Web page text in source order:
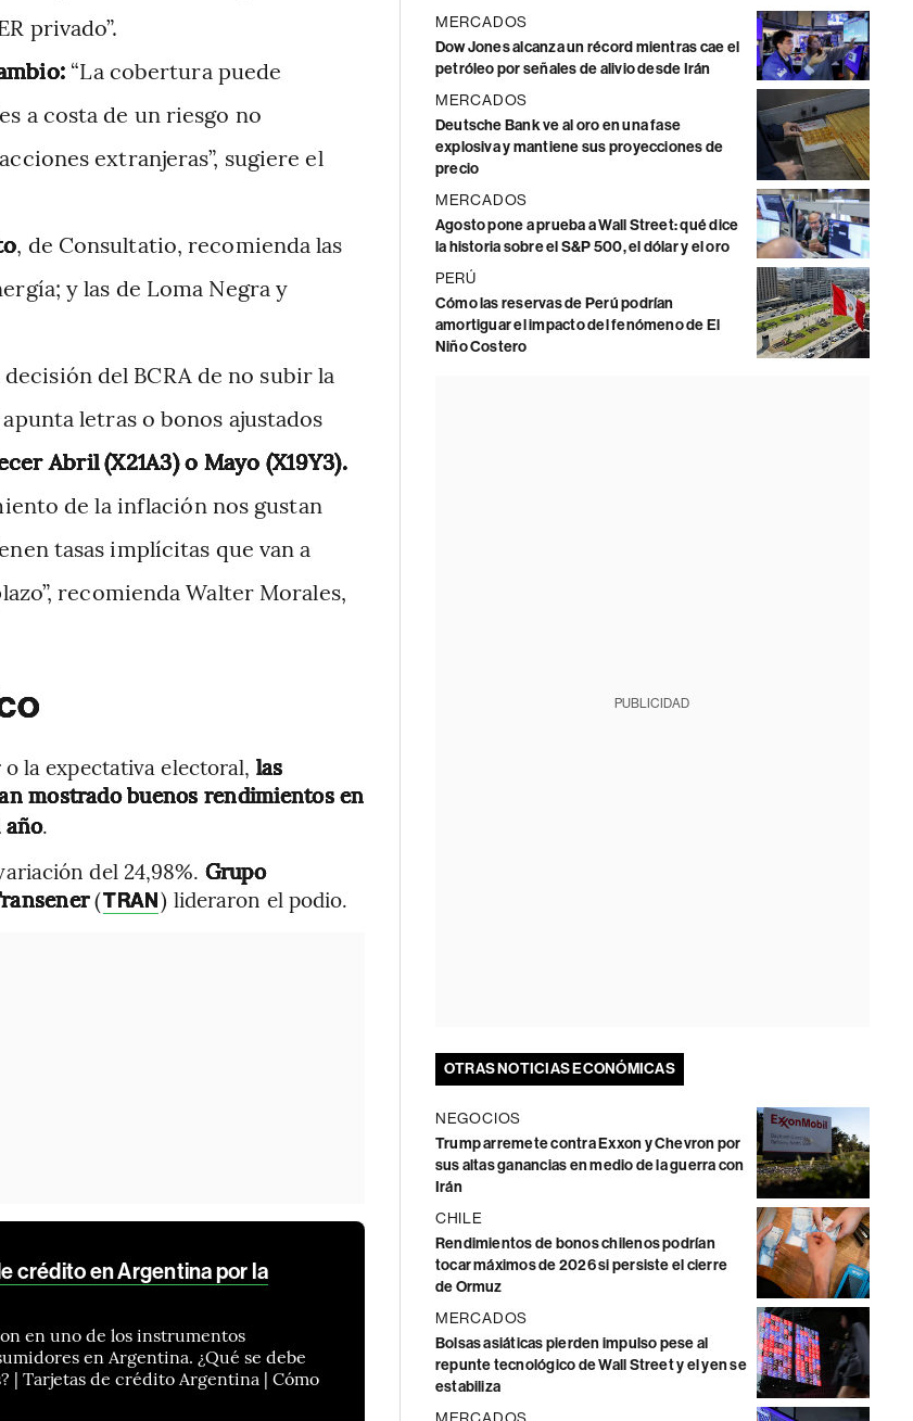
privado”.
“La cobertura puede
a costa de un riesgo no
extranjeras”, sugiere el
, de Consultatio, recomienda las
y las de Loma Negra y
del BCRA de no subir la
letras o bonos ajustados
Abril (X21A3) o Mayo (X19Y3).
de la inflación nos gustan
tasas implícitas que van a
recomienda Walter Morales,
la expectativa electoral, las
mostrado buenos rendimientos en
año.
del 24,98%. Grupo
(TRAN) lideraron el podio.
crédito en Argentina por la
en uno de los instrumentos
en Argentina. ¿Qué se debe
| Tarjetas de crédito Argentina | Cómo
MERCADOS
Dow Jones alcanza un récord mientras cae el
petróleo por señales de alivio desde Irán
MERCADOS
Deutsche Bank ve al oro en una fase
explosiva y mantiene sus proyecciones de
precio
MERCADOS
Agosto pone a prueba a Wall Street: qué dice
la historia sobre el S&P 500, el dólar y el oro
PERÚ
Cómo las reservas de Perú podrían
amortiguar el impacto del fenómeno de El
Niño Costero
PUBLICIDAD
OTRAS NOTICIAS ECONÓMICAS
NEGOCIOS
Trump arremete contra Exxon y Chevron por
sus altas ganancias en medio de la guerra con
Irán
CHILE
Rendimientos de bonos chilenos podrían
tocar máximos de 2026 si persiste el cierre
de Ormuz
MERCADOS
Bolsas asiáticas pierden impulso pese al
repunte tecnológico de Wall Street y el yen se
estabiliza
MERCADOS